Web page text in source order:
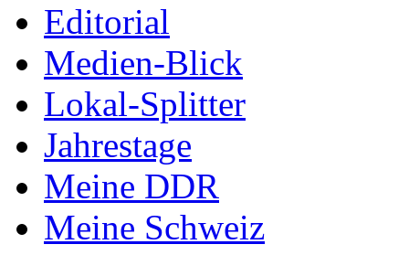
Editorial
Medien-Blick
Lokal-Splitter
Jahrestage
Meine DDR
Meine Schweiz